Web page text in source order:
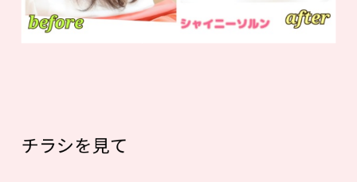
チラシを見て